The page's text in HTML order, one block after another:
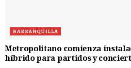
BARRANQUILLA
Metropolitano comienza
híbrido para partidos y